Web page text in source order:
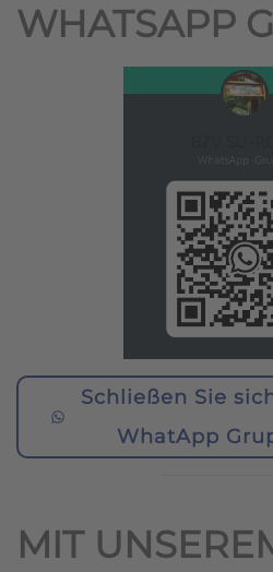
WHATSAPP
Schließen Sie
WhatApp
MIT